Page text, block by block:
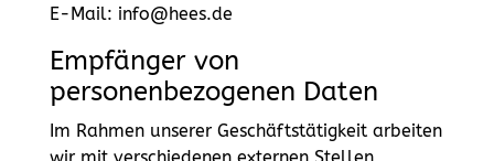
E-Mail: info@hees.de
Empfänger von
personenbezogenen Daten
Im Rahmen unserer Geschäftstätigkeit arbeiten